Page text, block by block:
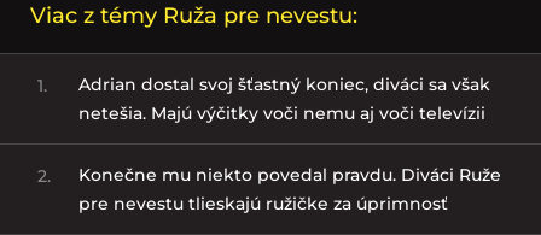
Viac z témy Ruža pre nevestu:
1.
Adrian dostal svoj šťastný koniec, diváci sa však
netešia. Majú výčitky voči nemu aj voči televízii
2.
Konečne mu niekto povedal pravdu. Diváci Ruže
pre nevestu tlieskajú ružičke za úprimnosť